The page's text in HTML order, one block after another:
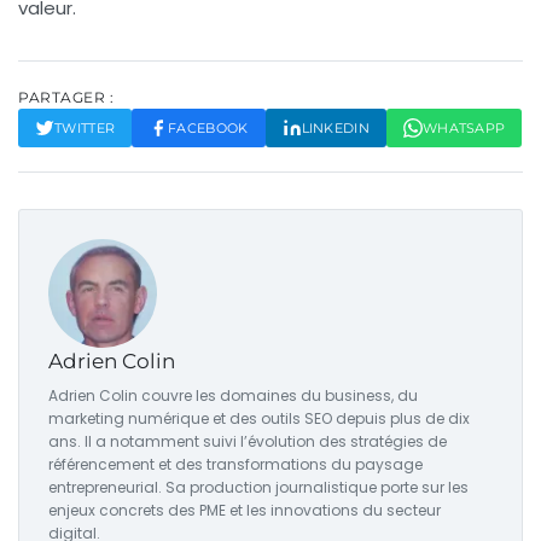
valeur.
PARTAGER :
TWITTER FACEBOOK LINKEDIN WHATSAPP
Adrien Colin
Adrien Colin couvre les domaines du business, du
marketing numérique et des outils SEO depuis plus de dix
ans. Il a notamment suivi l’évolution des stratégies de
référencement et des transformations du paysage
entrepreneurial. Sa production journalistique porte sur les
enjeux concrets des PME et les innovations du secteur
digital.